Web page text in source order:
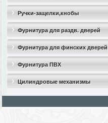
Ручки-защелки,кнобы
Фурнитура для раздв. дверей
Фурнитура для финских дверей
Фурнитура ПВХ
Цилиндровые механизмы